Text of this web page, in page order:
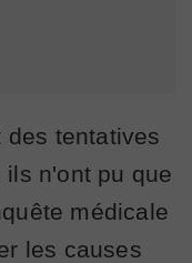
des tentatives
n'ont pu que
médicale
les causes